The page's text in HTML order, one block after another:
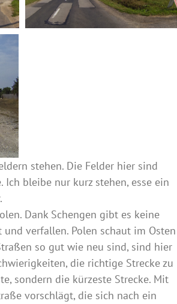
stehen. Die Felder hier sind
bleibe nur kurz stehen, esse ein
Dank Schengen gibt es keine
verfallen. Polen schaut im Osten
so gut wie neu sind, sind hier
die richtige Strecke zu
sondern die kürzeste Strecke. Mit
vorschlägt, die sich nach ein